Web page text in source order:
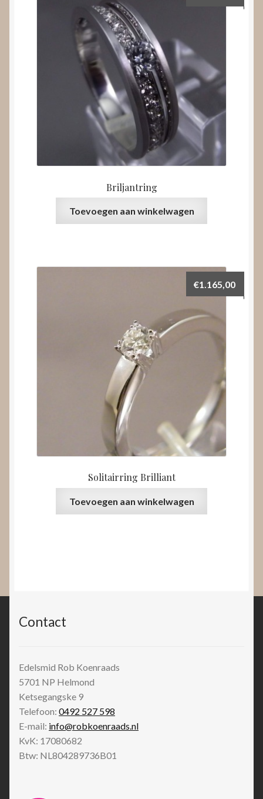
Briljantring
Toevoegen aan winkelwagen
Solitairring Brilliant
€1.165,00
Toevoegen aan winkelwagen
Contact
Edelsmid Rob Koenraads
5701 NP Helmond
Ketsegangske 9
Telefoon: 0492 527 598
E-mail: info@robkoenraads.nl
KvK: 17080682
Btw: NL804289736B01